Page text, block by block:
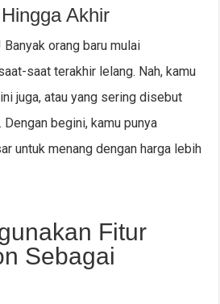
Akhir
orang baru mulai
saat terakhir lelang. Nah, kamu
juga, atau yang sering disebut
begini, kamu punya
untuk menang dengan harga lebih
Fitur
Sebagai